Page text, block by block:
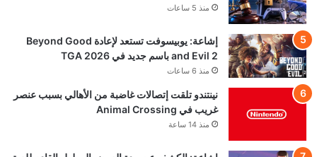
منذ 5 ساعات
إشاعة: يوبيسوفت تستعد لإعادة Beyond Good
and Evil 2 باسم جديد في TGA 2026
منذ 6 ساعات
نينتندو تلقت إتصالات غاضبة من الأهالي بسبب عنصر
غريب في Animal Crossing
منذ 14 ساعة